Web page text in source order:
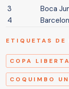
3
Boca
4
ETIQUETAS DE
COPA
COQUIMBO